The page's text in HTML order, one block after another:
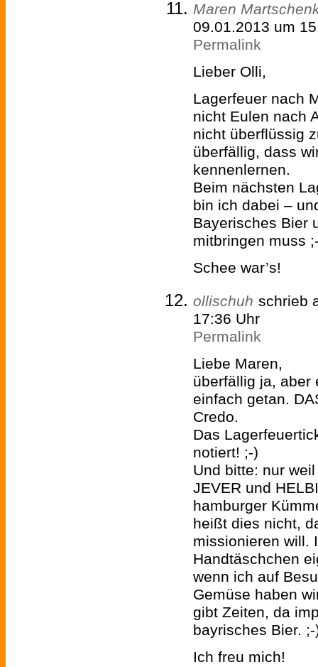
Maren
09.01.2013 um
Permalink
Lieber Olli,
Lagerfeuer nach
nicht Eulen nach
nicht überflüssig
überfällig, dass
kennenlernen.
Beim nächsten
bin ich dabei –
Bayerisches Bier
mitbringen muss
Schee war’s!
ollischuh schrieb
17:36 Uhr
Permalink
Liebe Maren,
überfällig ja, aber
einfach getan.
Credo.
Das
notiert! ;-)
Und bitte: nur
JEVER und
hamburger
heißt dies nicht,
missionieren will.
Handtäschchen
wenn ich auf
Gemüse haben
gibt Zeiten, da
bayrisches Bier. ;-
Ich freu mich!